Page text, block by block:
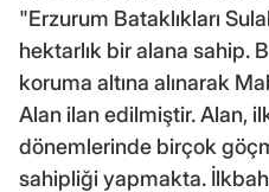
"Erzurum Bataklıkları
hektarlık bir alana sahip.
koruma altına alınarak
Alan ilan edilmiştir. Alan,
dönemlerinde birçok
sahipliği yapmakta.